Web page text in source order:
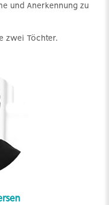
und Anerkennung zu
zwei Töchter.